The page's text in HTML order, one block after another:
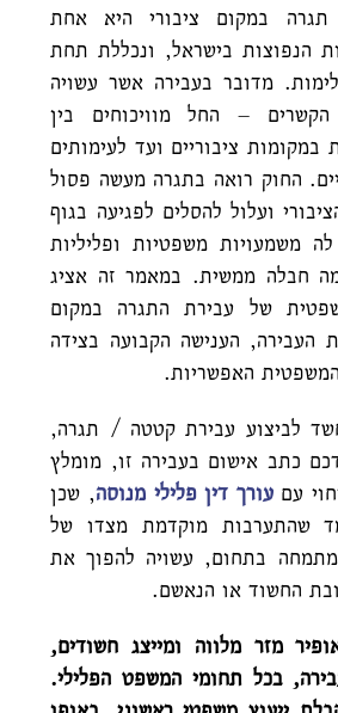
במקום ציבורי היא אחת
הנפוצות בישראל, ונכללת תחת
מדובר בעבירה אשר עשויה
– החל מוויכוחים בין
ציבוריים ועד לעימותים
החוק רואה בתגרה מעשה פסול
ועלול להסלים לפגיעה בגוף
משמעויות משפטיות ופליליות
חבלה ממשית. במאמר זה אציג
של עבירת התגרה במקום
העבירה, הענישה הקבועה בצידה
המשפטית האפשריות.
לביצוע עבירת קטטה / תגרה,
כתב אישום בעבירה זו, מומלץ
עםעורך דין פלילי מנוסה, שכן
שהתערבות מוקדמת מצדו של
בתחום, עשויה להפוך את
החשוד או הנאשם.
מזר מלווה ומייצג חשודים,
בכל תחומי המשפט הפלילי.